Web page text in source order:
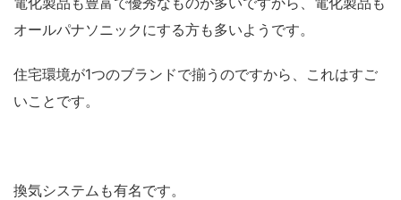
オールパナソニックにする方も多いようです。
住宅環境が1つのブランドで揃うのですから、これはすご
いことです。
換気システムも有名です。